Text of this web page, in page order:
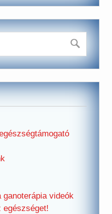
videók
egészséget!